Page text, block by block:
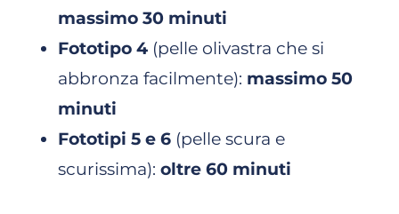
massimo 30 minuti
Fototipo 4 (pelle olivastra che si
abbronza facilmente): massimo 50
minuti
Fototipi 5 e 6 (pelle scura e
scurissima): oltre 60 minuti